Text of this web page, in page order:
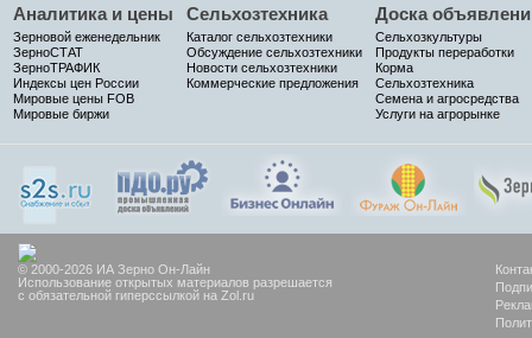
Аналитика и цены
Зерновой еженедельник
ЗерноСТАТ
ЗерноТРАФИК
Индексы цен России
Мировые цены FOB
Мировые биржи
Сельхозтехника
Каталог сельхозтехники
Обсуждение сельхозтехники
Новости сельхозтехники
Коммерческие предложения
Доска
Сельхозкультуры
Продукты переработки
Корма
Сельхозтехника
Семена и агросредства
Услуги на агрорынке
© 2000-2026 ИА Зерно Он-Лайн
Использование открытых материалов разрешается
с обязательной гиперссылкой на Zol.ru